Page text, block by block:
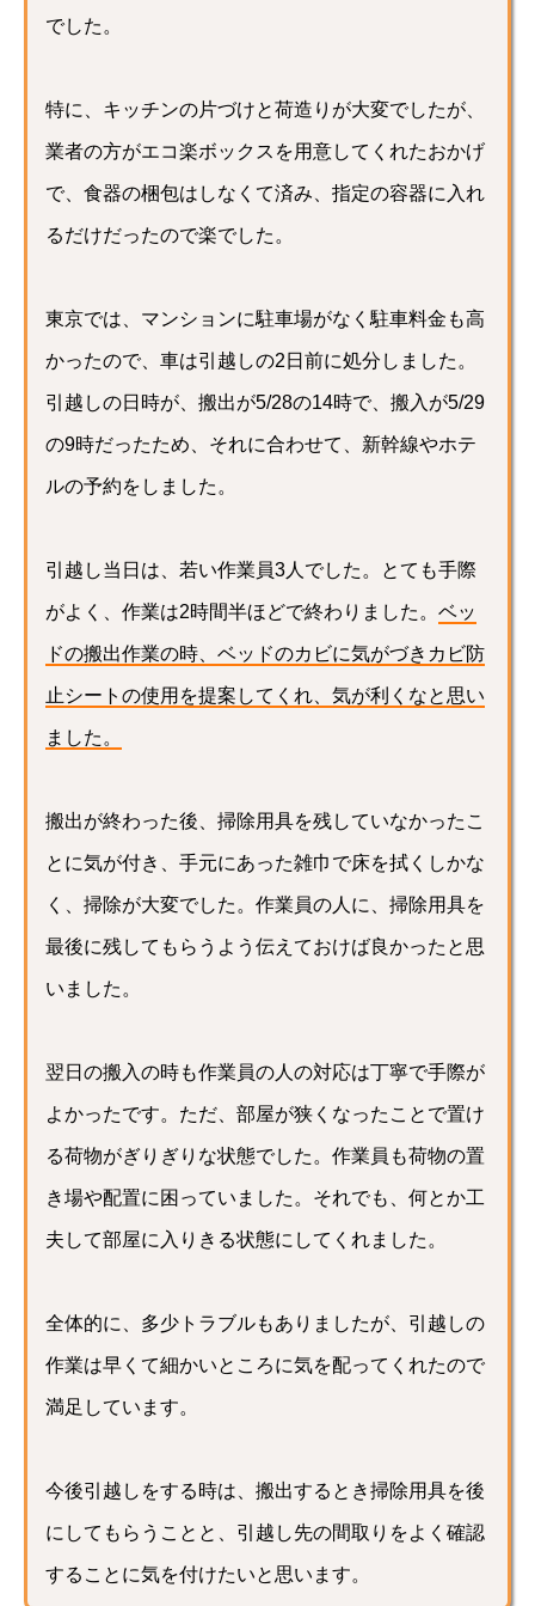
でした。
特に、キッチンの片づけと荷造りが大変でしたが、
業者の方がエコ楽ボックスを用意してくれたおかげ
で、食器の梱包はしなくて済み、指定の容器に入れ
るだけだったので楽でした。
東京では、マンションに駐車場がなく駐車料金も高
かったので、車は引越しの2日前に処分しました。
引越しの日時が、搬出が5/28の14時で、搬入が5/29
の9時だったため、それに合わせて、新幹線やホテ
ルの予約をしました。
引越し当日は、若い作業員3人でした。とても手際
がよく、作業は2時間半ほどで終わりました。 ベッ
ドの搬出作業の時、ベッドのカビに気がづきカビ防
止シートの使用を提案してくれ、気が利くなと思い
ました。
搬出が終わった後、掃除用具を残していなかったこ
とに気が付き、手元にあった雑巾で床を拭くしかな
く、掃除が大変でした。作業員の人に、掃除用具を
最後に残してもらうよう伝えておけば良かったと思
いました。
翌日の搬入の時も作業員の人の対応は丁寧で手際が
よかったです。ただ、部屋が狭くなったことで置け
る荷物がぎりぎりな状態でした。作業員も荷物の置
き場や配置に困っていました。それでも、何とか工
夫して部屋に入りきる状態にしてくれました。
全体的に、多少トラブルもありましたが、引越しの
作業は早くて細かいところに気を配ってくれたので
満足しています。
今後引越しをする時は、搬出するとき掃除用具を後
にしてもらうことと、引越し先の間取りをよく確認
することに気を付けたいと思います。